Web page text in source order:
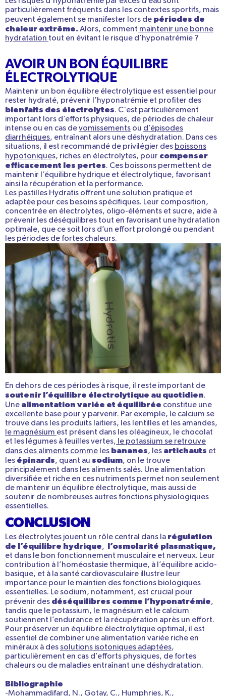
particulièrement fréquents dans les contextes sportifs, mais
peuvent également se manifester lors de périodes de
chaleur extrême.Alors, comment maintenir une bonne
hydratation tout en évitant le risque d’hyponatrémie ?
AVOIR UN BON ÉQUILIBRE
ÉLECTROLYTIQUE
Maintenir un bon équilibre électrolytique est essentiel pour
rester hydraté, prévenir l’hyponatrémie et profiter des
bienfaits des électrolytes. C'est particulièrement
important lors d’efforts physiques, de périodes de chaleur
intense ou en cas devomissements ou d’épisodes
diarrhéiques, entraînant alors une déshydratation. Dans ces
situations, il est recommandé de privilégier des boissons
hypotoniques, riches en électrolytes, pour compenser
efficacement les pertes. Ces boissons permettent de
maintenir l’équilibre hydrique et électrolytique, favorisant
ainsi la récupération et la performance.
Les pastilles Hydratis offrent une solution pratique et
adaptée pour ces besoins spécifiques. Leur composition,
concentrée en électrolytes, oligo-éléments et sucre, aide à
prévenir les déséquilibres tout en favorisant une hydratation
optimale, que ce soit lors d’un effort prolongé ou pendant
les périodes de fortes chaleurs.
En dehors de ces périodes à risque, il reste important de
soutenir l’équilibre électrolytique au quotidien.
Une alimentation variée et équilibrée constitue une
excellente base pour y parvenir. Par exemple, le calcium se
trouve dans les produits laitiers, les lentilles et les amandes,
le magnésium est présent dans les oléagineux, le chocolat
et les légumes à feuilles vertes, le potassium se retrouve
dans des aliments comme les bananes, les artichauts et
les épinards, quant au sodium, on le trouve
principalement dans les aliments salés. Une alimentation
diversifiée et riche en ces nutriments permet non seulement
de maintenir un équilibre électrolytique, mais aussi de
soutenir de nombreuses autres fonctions physiologiques
essentielles.
CONCLUSION
Les électrolytes jouent un rôle central dans la régulation
de l’équilibre hydrique,
l’osmolarité plasmatique,
et dans le bon fonctionnement musculaire et nerveux. Leur
contribution à l’homéostasie thermique, à l’équilibre acido-
basique, et à la santé cardiovasculaire illustre leur
importance pour le maintien des fonctions biologiques
essentielles. Le sodium, notamment, est crucial pour
prévenir des déséquilibres comme l’hyponatrémie,
tandis que le potassium, le magnésium et le calcium
soutiennent l’endurance et la récupération après un effort.
Pour préserver un équilibre électrolytique optimal, il est
essentiel de combiner une alimentation variée riche en
minéraux à dessolutions isotoniques adaptées,
particulièrement en cas d’efforts physiques, de fortes
chaleurs ou de maladies entraînant une déshydratation.
Bibliographie
-Mohammadifard, N., Gotay, C., Humphries, K.,